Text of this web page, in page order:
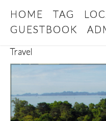
HOME TAG
GUESTBOOK
Travel